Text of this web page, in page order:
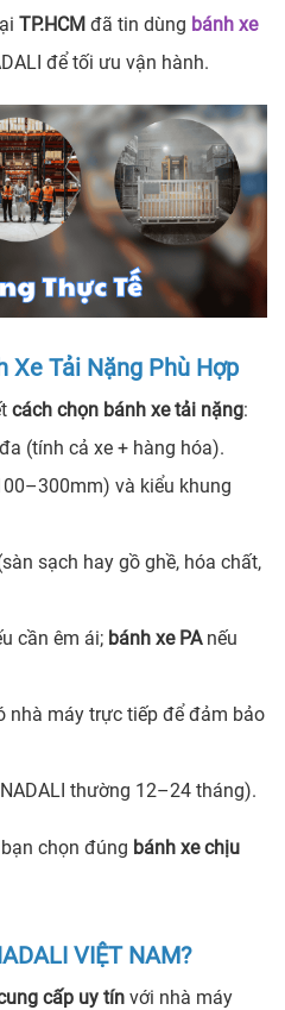
TP.HCM đã tin dùng bánh xe
để tối ưu vận hành.
Xe Tải Nặng Phù Hợp
cách chọn bánh xe tải nặng:
(tính cả xe + hàng hóa).
và kiểu khung
sạch hay gồ ghề, hóa chất,
cần êm ái; bánh xe PAnếu
nhà máy trực tiếp để đảm bảo
thường 12–24 tháng).
chọn đúng bánh xe chịu
VIỆT NAM?
cấp uy tín với nhà máy